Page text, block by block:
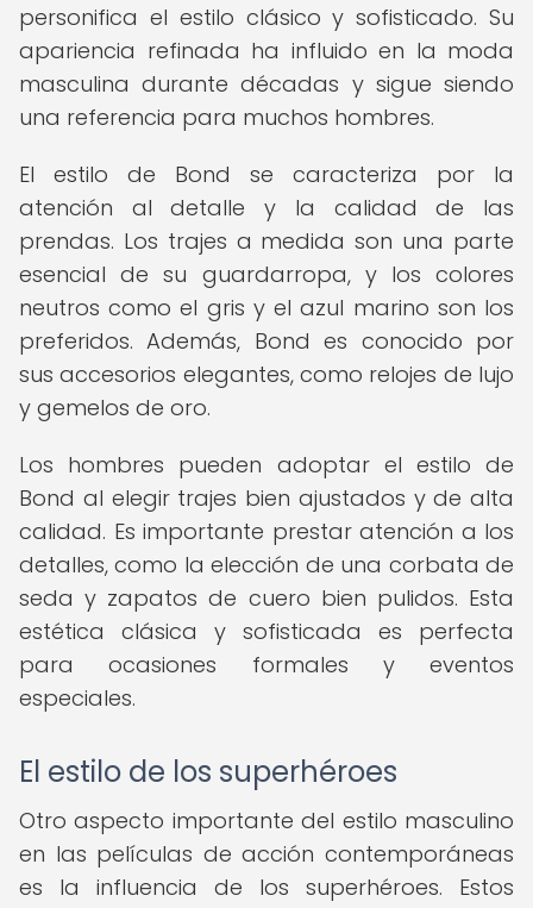
personifica el estilo clásico y sofisticado. Su
apariencia refinada ha influido en la moda
masculina durante décadas y sigue siendo
una referencia para muchos hombres.
El estilo de Bond se caracteriza por la
atención al detalle y la calidad de las
prendas. Los trajes a medida son una parte
esencial de su guardarropa, y los colores
neutros como el gris y el azul marino son los
preferidos. Además, Bond es conocido por
sus accesorios elegantes, como relojes de lujo
y gemelos de oro.
Los hombres pueden adoptar el estilo de
Bond al elegir trajes bien ajustados y de alta
calidad. Es importante prestar atención a los
detalles, como la elección de una corbata de
seda y zapatos de cuero bien pulidos. Esta
estética clásica y sofisticada es perfecta
para ocasiones formales y eventos
especiales.
El estilo de los superhéroes
Otro aspecto importante del estilo masculino
en las películas de acción contemporáneas
es la influencia de los superhéroes. Estos